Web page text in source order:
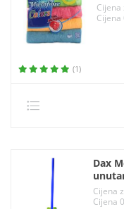
Cijena
Cijena
(1)
Dax
Cijena
Cijena